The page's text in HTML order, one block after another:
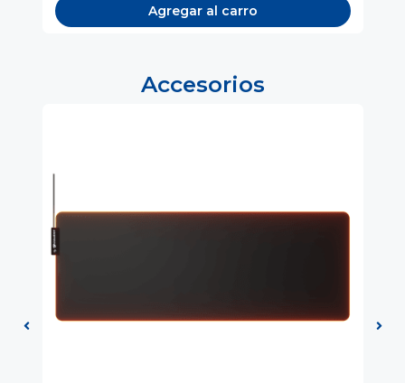
Agregar al carro
Accesorios